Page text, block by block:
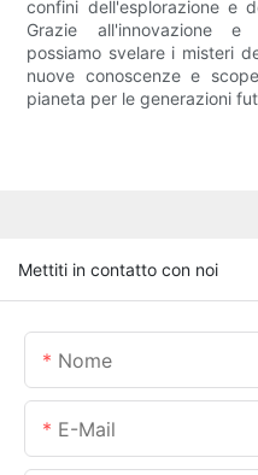
confini dell'esplorazione e
Grazie all'innovazione e
possiamo svelare i misteri
nuove conoscenze e
pianeta per le generazioni
Mettiti in contatto con noi
Nome
E-Mail